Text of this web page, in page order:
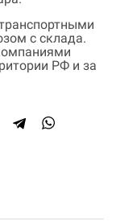
с склада.
РФ и за